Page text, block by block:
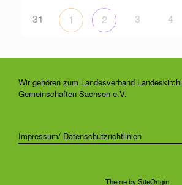
31 1 2 3 4
Wir gehören zum Landesverband
Gemeinschaften Sachsen e.V.
Impressum/ Datenschutzrichtlinien
Theme bySiteOrigin